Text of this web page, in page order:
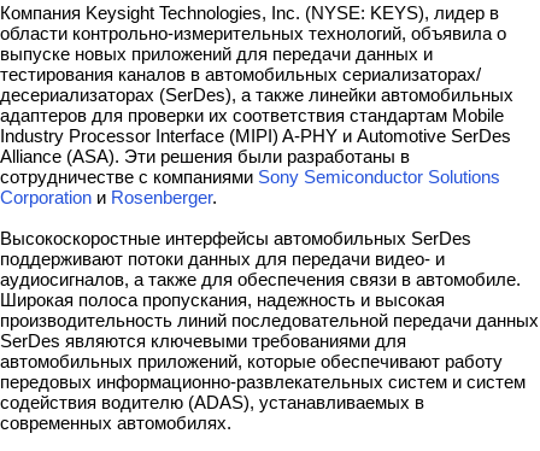
Компания Keysight Technologies, Inc. (NYSE: KEYS), лидер в
области контрольно-измерительных технологий, объявила о
выпуске новых приложений для передачи данных и
тестирования каналов в автомобильных сериализаторах/
десериализаторах (SerDes), а также линейки автомобильных
адаптеров для проверки их соответствия стандартам Mobile
Industry Processor Interface (MIPI) A-PHY и Automotive SerDes
Alliance (ASA). Эти решения были разработаны в
сотрудничестве с компаниями Sony Semiconductor Solutions
Corporation и Rosenberger.
Высокоскоростные интерфейсы автомобильных SerDes
поддерживают потоки данных для передачи видео- и
аудиосигналов, а также для обеспечения связи в автомобиле.
Широкая полоса пропускания, надежность и высокая
производительность линий последовательной передачи данных
SerDes являются ключевыми требованиями для
автомобильных приложений, которые обеспечивают работу
передовых информационно-развлекательных систем и систем
содействия водителю (ADAS), устанавливаемых в
современных автомобилях.